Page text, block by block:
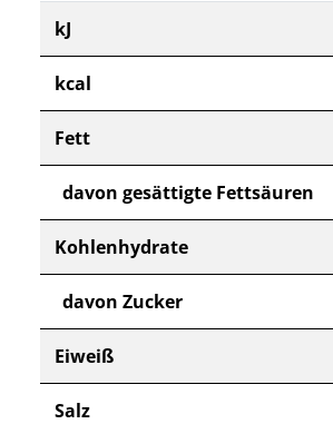
kJ
kcal
Fett
davon gesättigte Fettsäuren
Kohlenhydrate
davon Zucker
Eiweiß
Salz